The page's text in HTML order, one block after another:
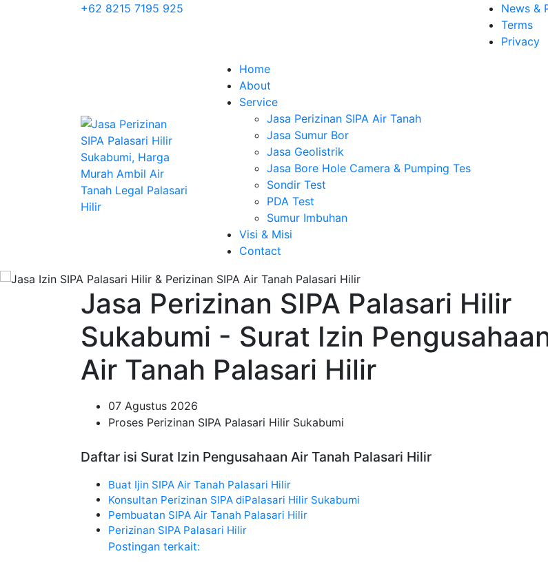
+62 8215 7195 925
News &
Terms
Privacy
Home
About
Service
Jasa Perizinan SIPA Air Tanah
Jasa Sumur Bor
Jasa Geolistrik
Jasa Bore Hole Camera & Pumping Tes
Sondir Test
PDA Test
Sumur Imbuhan
Visi & Misi
Contact
Jasa Perizinan SIPA Palasari Hilir
Sukabumi - Surat Izin
Air Tanah Palasari Hilir
07 Agustus 2026
Proses Perizinan SIPA Palasari Hilir Sukabumi
Daftar isi Surat Izin Pengusahaan Air Tanah Palasari Hilir
Buat Ijin SIPA Air Tanah Palasari Hilir
Konsultan Perizinan SIPA diPalasari Hilir Sukabumi
Pembuatan SIPA Air Tanah Palasari Hilir
Perizinan SIPA Palasari Hilir
Postingan terkait: